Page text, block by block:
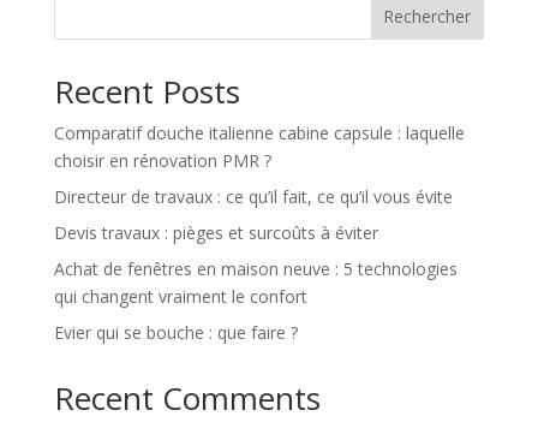
Rechercher
Recent Posts
Comparatif douche italienne cabine capsule : laquelle
choisir en rénovation PMR ?
Directeur de travaux : ce qu’il fait, ce qu’il vous évite
Devis travaux : pièges et surcoûts à éviter
Achat de fenêtres en maison neuve : 5 technologies
qui changent vraiment le confort
Evier qui se bouche : que faire ?
Recent Comments